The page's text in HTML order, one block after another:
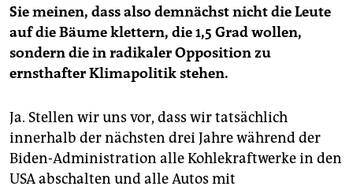
Sie meinen, dass also demnächst nicht die Leute
auf die Bäume klettern, die 1,5 Grad wollen,
sondern die in radikaler Opposition zu
ernsthafter Klimapolitik stehen.
Ja. Stellen wir uns vor, dass wir tatsächlich
innerhalb der nächsten drei Jahre während der
Biden-Administration alle Kohlekraftwerke in den
USA abschalten und alle Autos mit